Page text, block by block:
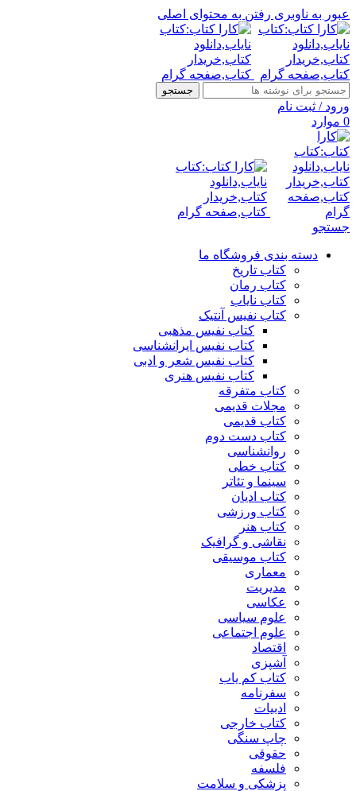
عبور به ناوبری رفتن به محتوای اصلی
جستجو
ورود / ثبت نام
0 موارد
جستجو
دسته بندی فروشگاه ما
کتاب تاریخ
کتاب رمان
کتاب نایاب
کتاب نفیس آنتیک
کتاب نفیس مذهبی
کتاب نفیس ایرانشناسی
کتاب نفیس شعر و ادبی
کتاب نفیس هنری
کتاب متفرقه
مجلات قدیمی
کتاب قدیمی
کتاب دست دوم
روانشناسی
کتاب خطی
سینما و تئاتر
کتاب ادیان
کتاب ورزشی
کتاب هنر
نقاشی و گرافیک
کتاب موسیقی
معماری
مدیریت
عکاسی
علوم سیاسی
علوم اجتماعی
اقتصاد
آشپزی
کتاب کم یاب
سفرنامه
ادبیات
کتاب خارجی
چاپ سنگی
حقوقی
فلسفه
پزشکی و سلامت